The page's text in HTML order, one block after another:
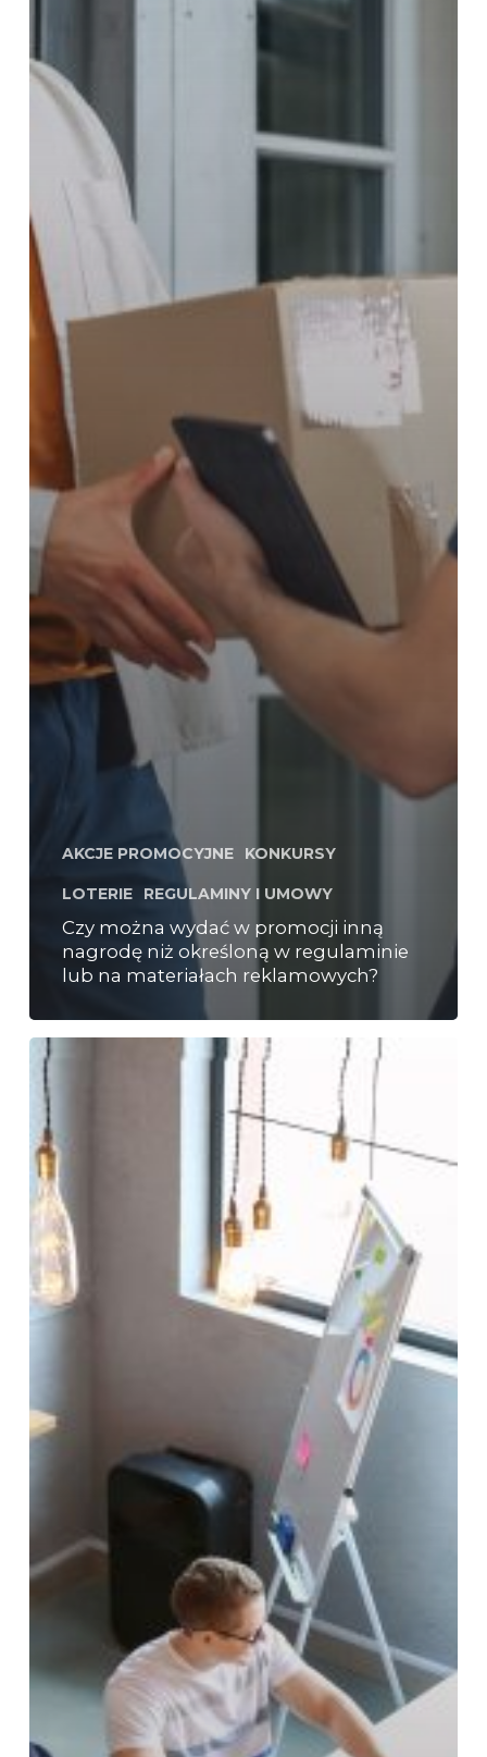
AKCJE PROMOCYJNE KONKURSY
LOTERIE REGULAMINY I UMOWY
Czy można wydać w promocji inną
nagrodę niż określoną w regulaminie
lub na materiałach reklamowych?